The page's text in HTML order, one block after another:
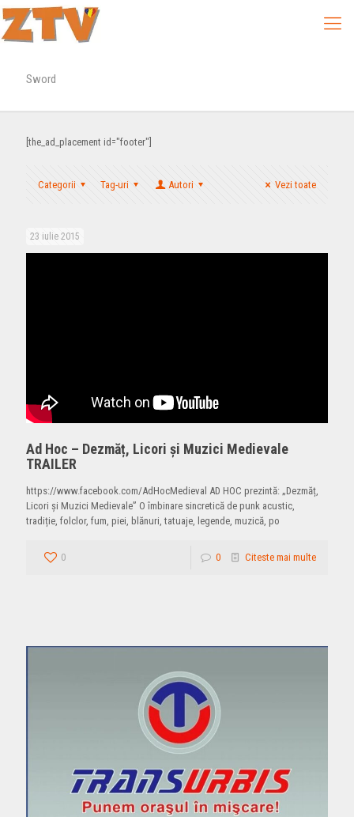
Sword
[the_ad_placement id="footer"]
Categorii Tag-uri Autori Vezi toate
23 iulie 2015
Ad Hoc – Dezmăț, Licori și Muzici Medievale
TRAILER
https://www.facebook.com/AdHocMedieval AD HOC prezintă: „Dezmăț,
Licori și Muzici Medievale” O îmbinare sincretică de punk acustic,
tradiție, folclor, fum, piei, blănuri, tatuaje, legende, muzică, po
0 0 Citeste mai multe